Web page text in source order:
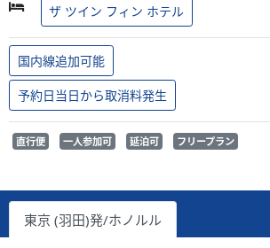
ザ ツイン フィン ホテル
国内線追加可能
予約日当日から取消料発生
直行便 一人参加可 延泊可 フリープラン
東京 (羽田)発/ホノルル